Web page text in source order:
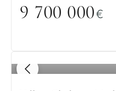
9 700 000€
1 / 8